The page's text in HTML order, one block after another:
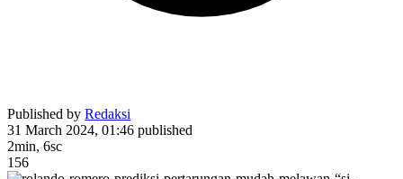
Published by Redaksi
31 March 2024, 01:46 published
2min, 6sc
156